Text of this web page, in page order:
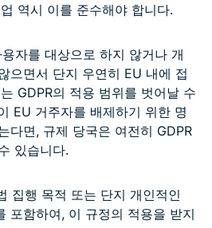
역시 이를 준수해야 합니다.
자를 대상으로 하지 않거나 개
으면서 단지 우연히 EU 내에 접
GDPR의 적용 범위를 벗어날 수
EU 거주자를 배제하기 위한 명
다면, 규제 당국은 여전히 GDPR
있습니다.
집행 목적 또는 단지 개인적인
포함하여, 이 규정의 적용을 받지